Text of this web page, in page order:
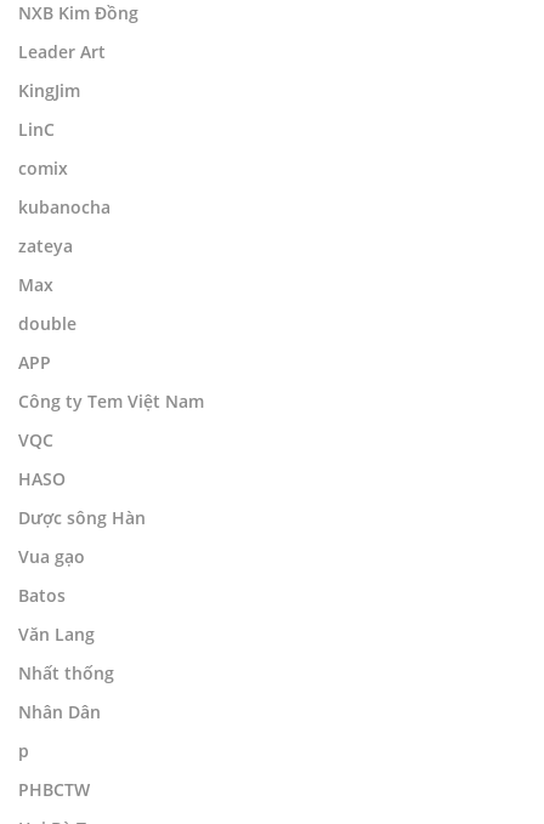
NXB Kim Đồng
Leader Art
KingJim
LinC
comix
kubanocha
zateya
Max
double
APP
Công ty Tem Việt Nam
VQC
HASO
Dược sông Hàn
Vua gạo
Batos
Văn Lang
Nhất thống
Nhân Dân
p
PHBCTW